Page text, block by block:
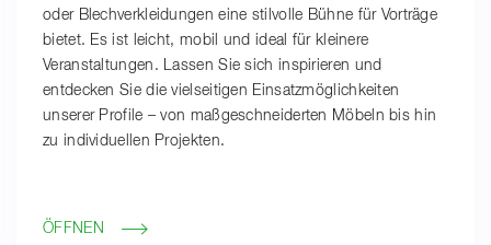
oder Blechverkleidungen eine stilvolle Bühne für Vorträge
bietet. Es ist leicht, mobil und ideal für kleinere
Veranstaltungen. Lassen Sie sich inspirieren und
entdecken Sie die vielseitigen Einsatzmöglichkeiten
unserer Profile – von maßgeschneiderten Möbeln bis hin
zu individuellen Projekten.
ÖFFNEN